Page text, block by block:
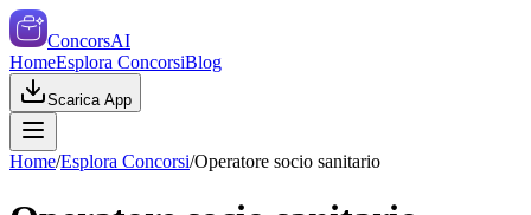
ConcorsAI
HomeEsplora ConcorsiBlog
Scarica App
Home/Esplora Concorsi/Operatore socio sanitario